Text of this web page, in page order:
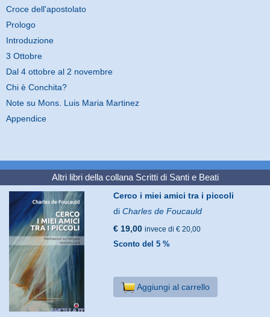
Croce dell'apostolato
Prologo
Introduzione
3 Ottobre
Dal 4 ottobre al 2 novembre
Chi è Conchita?
Note su Mons. Luis Maria Martinez
Appendice
Altri libri della collana Scritti di Santi e Beati
Cerco i miei amici tra i piccoli
diCharles de Foucauld
€ 19,00 invece di € 20,00
Sconto del 5 %
Aggiungi al carrello